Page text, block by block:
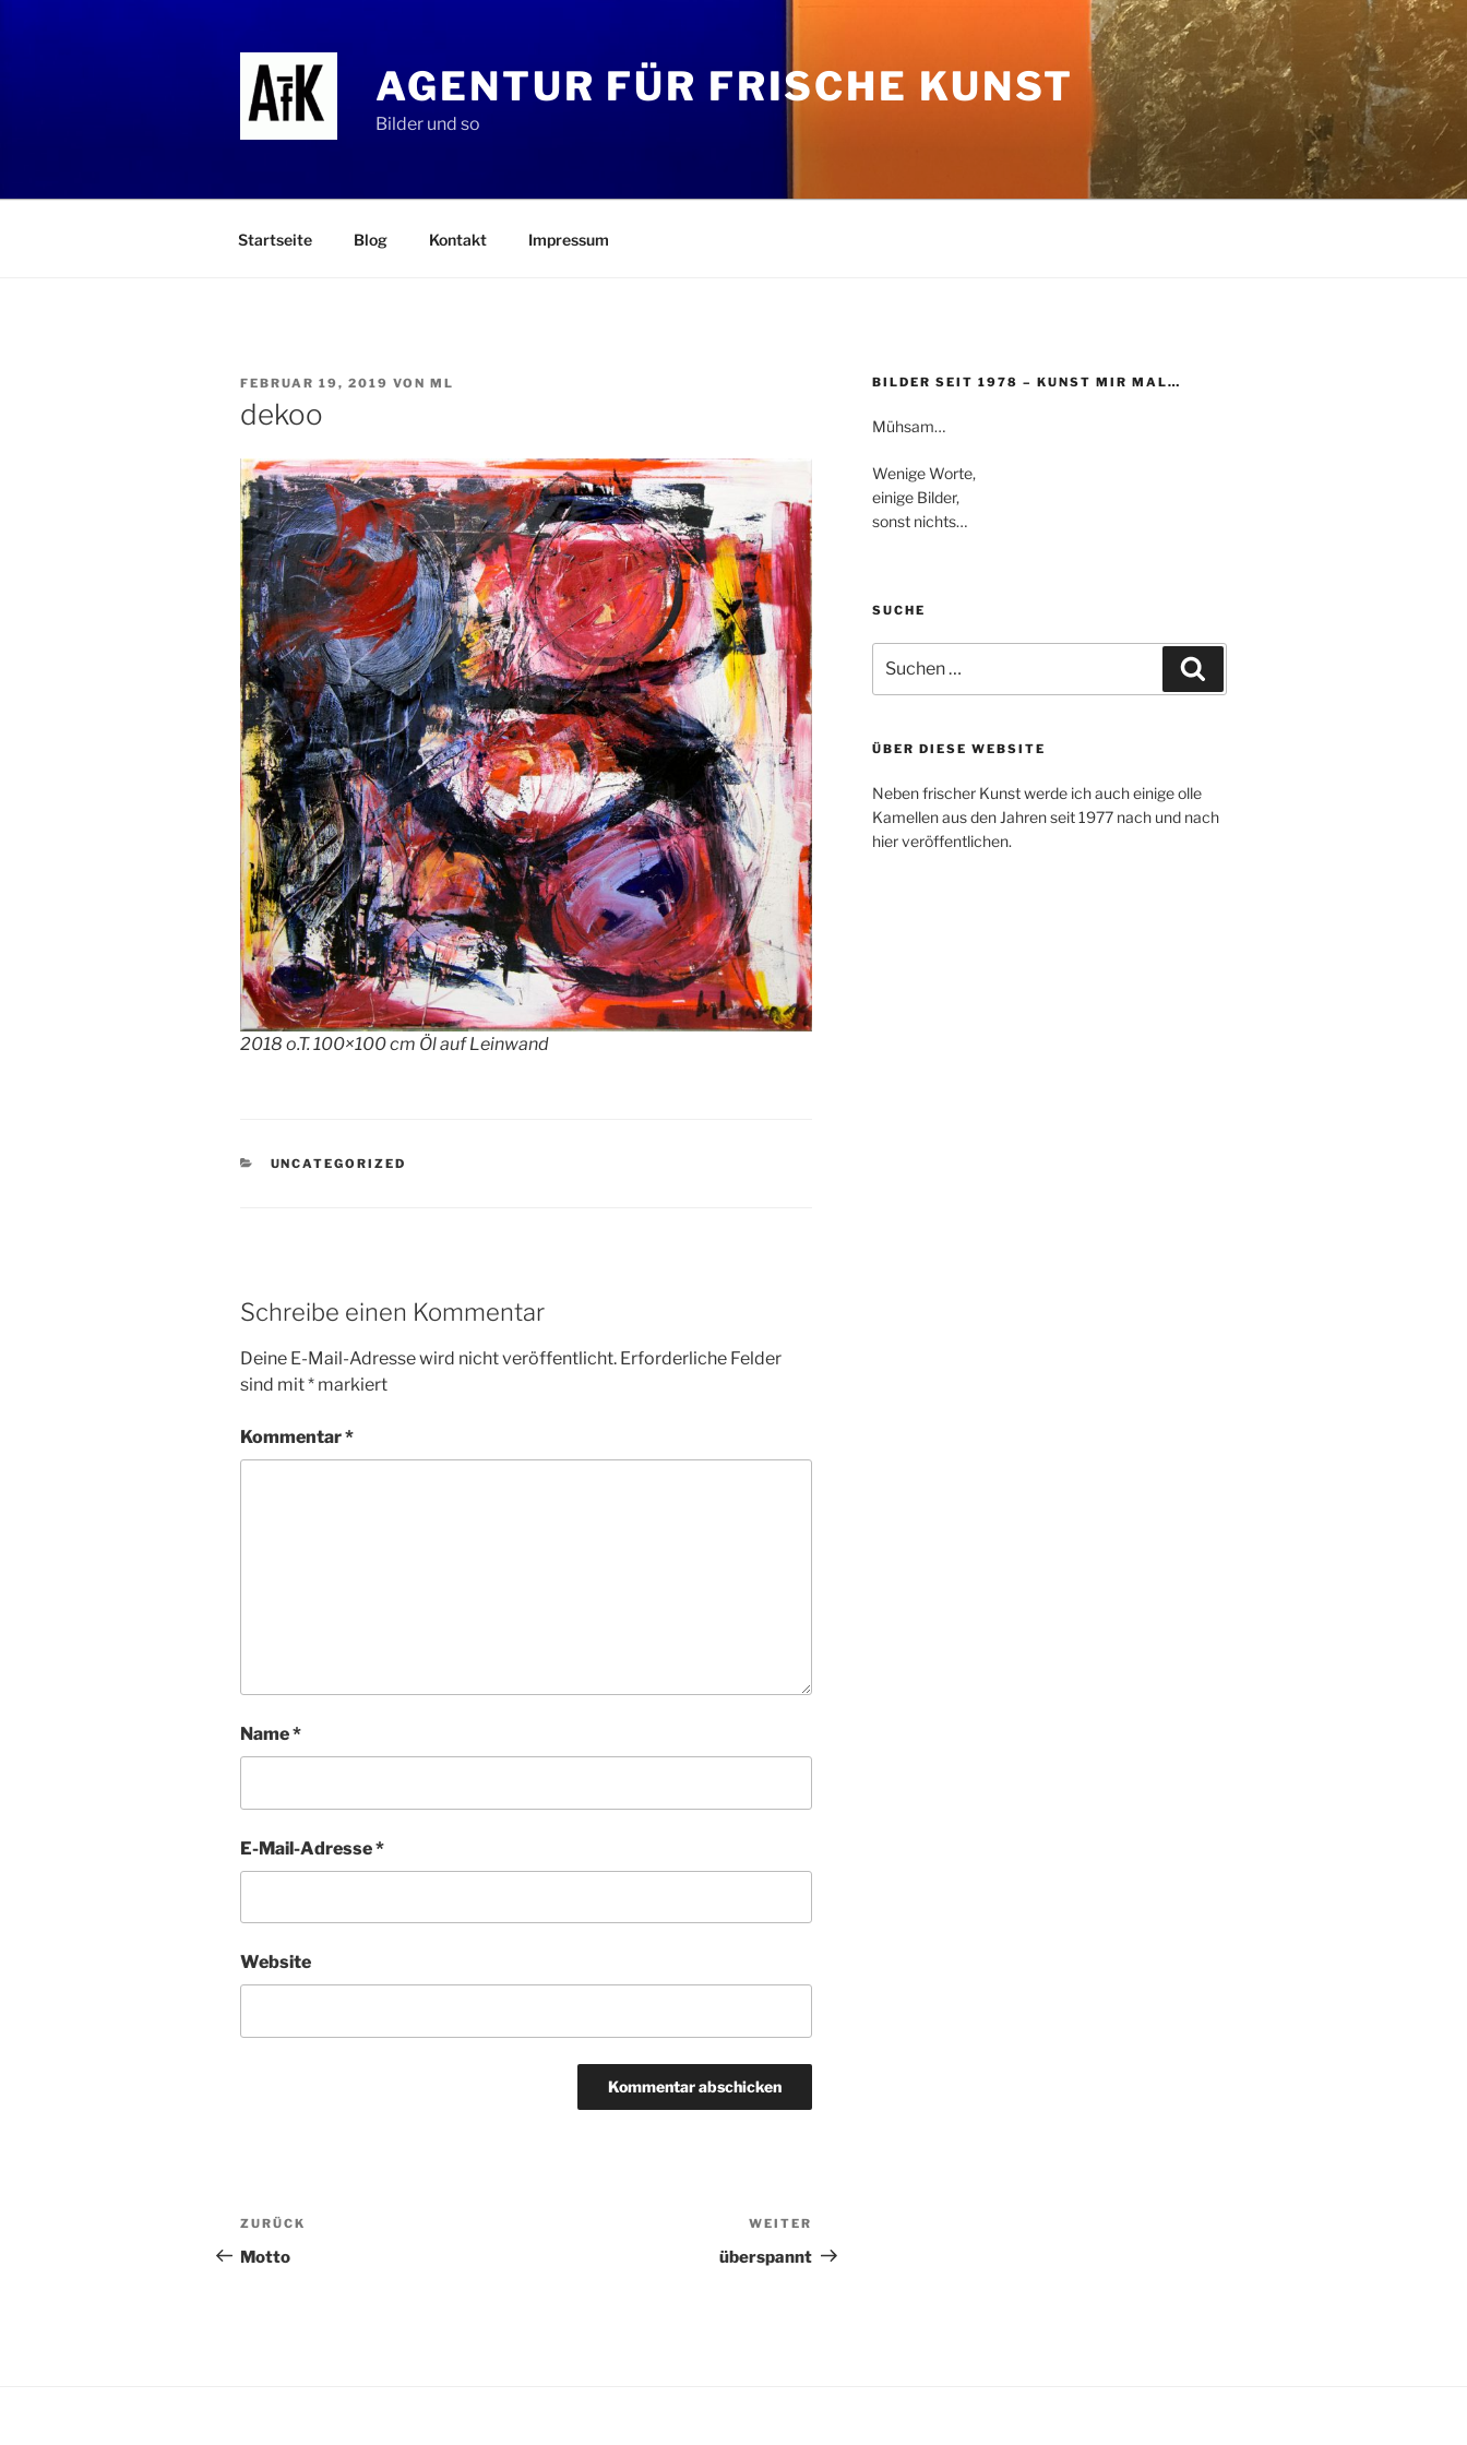
AGENTUR FÜR FRISCHE KUNST
Bilder und so
Startseite Blog Kontakt Impressum
VERÖFFENTLICHT
AM
FEBRUAR 19, 2019 VON ML
dekoo
2018 o.T. 100×100 cm Öl auf Leinwand
KATEGORIEN
UNCATEGORIZED
Schreibe einen Kommentar
Deine E-Mail-Adresse wird nicht veröffentlicht. Erforderliche Felder
sind mit* markiert
Kommentar*
Name*
E-Mail-Adresse*
Website
Beitragsnavigation
Vorheriger
Beitrag
ZURÜCK
Motto
Beitrag
WEITER
überspannt
BILDER SEIT 1978 – KUNST MIR MAL…
Mühsam…
Wenige Worte,
einige Bilder,
sonst nichts…
SUCHE
nach:
ÜBER DIESE WEBSITE
Neben frischer Kunst werde ich auch einige olle
Kamellen aus den Jahren seit 1977 nach und nach
hier veröffentlichen.